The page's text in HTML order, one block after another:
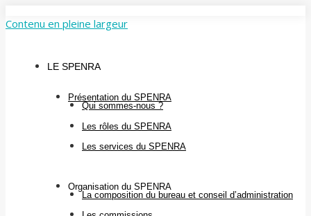
Contenu en pleine largeur
LE SPENRA
Présentation du SPENRA
Qui sommes-nous ?
Les rôles du SPENRA
Les services du SPENRA
Organisation du SPENRA
La composition du bureau et conseil d’administration